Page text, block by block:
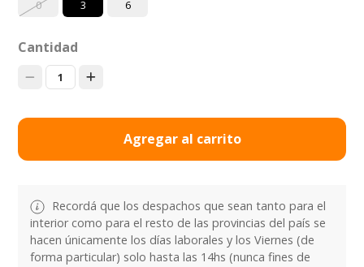
0 3 6
Cantidad
1
Agregar al carrito
Recordá que los despachos que sean tanto para el
interior como para el resto de las provincias del país se
hacen únicamente los días laborales y los Viernes (de
forma particular) solo hasta las 14hs (nunca fines de